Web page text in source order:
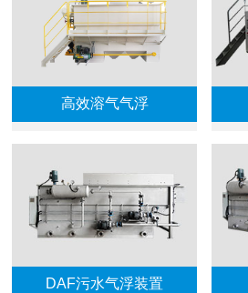
高效溶气气浮
DAF污水气浮装置